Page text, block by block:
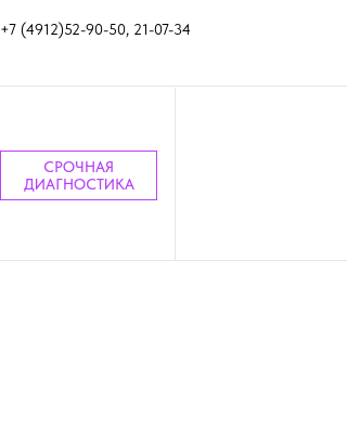
+7 (4912)52-90-50, 21-07-34
СРОЧНАЯ
ДИАГНОСТИКА